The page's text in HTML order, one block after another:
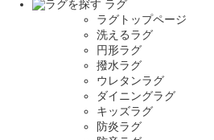
ラグ
ラグトップページ
洗えるラグ
円形ラグ
撥水ラグ
ウレタンラグ
ダイニングラグ
キッズラグ
防炎ラグ